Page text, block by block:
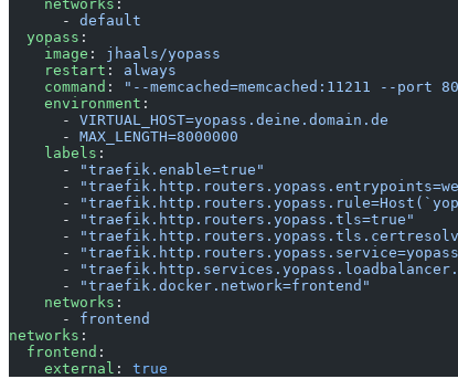
    networks
:
      -
default
  yopass
:
    image
: jhaals/yopass
    restart
: always
    command
:
"--memcached=memcached:11211 --port
    environment
:
      -
VIRTUAL_HOST=yopass.deine.domain.de
      -
MAX_LENGTH=8000000
    labels
:
      -
"traefik.enable=true"
      -
      -
      -
"traefik.http.routers.yopass.tls=true"
      -
      -
      -
      -
"traefik.docker.network=frontend"
    networks
:
      -
frontend
networks :
  frontend
:
    external
: true